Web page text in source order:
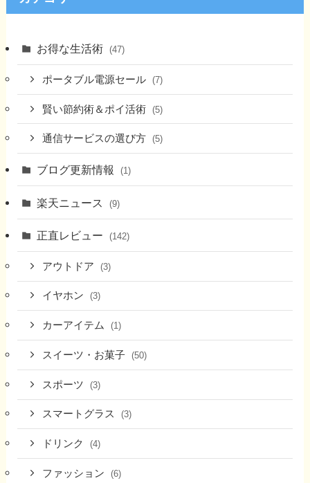
お得な生活術 (47)
ポータブル電源セール (7)
賢い節約術＆ポイ活術 (5)
通信サービスの選び方 (5)
ブログ更新情報 (1)
楽天ニュース (9)
正直レビュー (142)
アウトドア (3)
イヤホン (3)
カーアイテム (1)
スイーツ・お菓子 (50)
スポーツ (3)
スマートグラス (3)
ドリンク (4)
ファッション (6)